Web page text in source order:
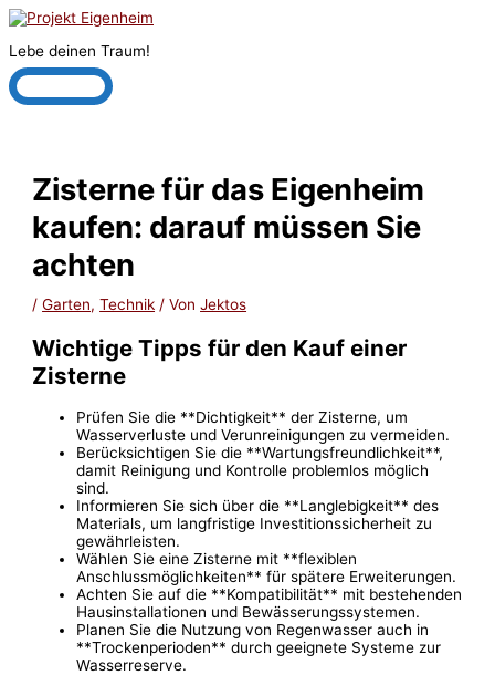
Zum
springen
Lebe deinen Traum!
Hauptmenü
Zisterne für das Eigenheim
kaufen: darauf müssen Sie
achten
/Garten,Technik / VonJektos
Wichtige Tipps für den Kauf einer
Zisterne
Prüfen Sie die **Dichtigkeit** der Zisterne, um
Wasserverluste und Verunreinigungen zu vermeiden.
Berücksichtigen Sie die **Wartungsfreundlichkeit**,
damit Reinigung und Kontrolle problemlos möglich
sind.
Informieren Sie sich über die **Langlebigkeit** des
Materials, um langfristige Investitionssicherheit zu
gewährleisten.
Wählen Sie eine Zisterne mit **flexiblen
Anschlussmöglichkeiten** für spätere Erweiterungen.
Achten Sie auf die **Kompatibilität** mit bestehenden
Hausinstallationen und Bewässerungssystemen.
Planen Sie die Nutzung von Regenwasser auch in
**Trockenperioden** durch geeignete Systeme zur
Wasserreserve.